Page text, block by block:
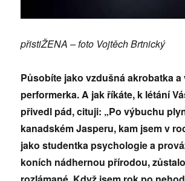
přistiŽENA – foto Vojtěch Brtnický
Působíte jako vzdušná akrobatka
performerka. A jak říkáte, k létání
přivedl pád, cituji: „Po výbuchu
kanadském Jasperu, kam jsem v
jako studentka psychologie a
koních nádhernou přírodou,